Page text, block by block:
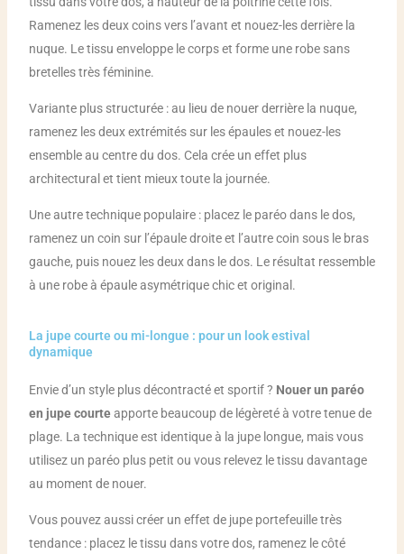
Ramenez les deux coins vers l’avant et nouez-les derrière la
nuque. Le tissu enveloppe le corps et forme une robe sans
bretelles très féminine.
Variante plus structurée : au lieu de nouer derrière la nuque,
ramenez les deux extrémités sur les épaules et nouez-les
ensemble au centre du dos. Cela crée un effet plus
architectural et tient mieux toute la journée.
Une autre technique populaire : placez le paréo dans le dos,
ramenez un coin sur l’épaule droite et l’autre coin sous le bras
gauche, puis nouez les deux dans le dos. Le résultat ressemble
à une robe à épaule asymétrique chic et original.
La jupe courte ou mi-longue : pour un look estival
dynamique
Envie d’un style plus décontracté et sportif ? Nouer un paréo
en jupe courteapporte beaucoup de légèreté à votre tenue de
plage. La technique est identique à la jupe longue, mais vous
utilisez un paréo plus petit ou vous relevez le tissu davantage
au moment de nouer.
Vous pouvez aussi créer un effet de jupe portefeuille très
tendance : placez le tissu dans votre dos, ramenez le côté